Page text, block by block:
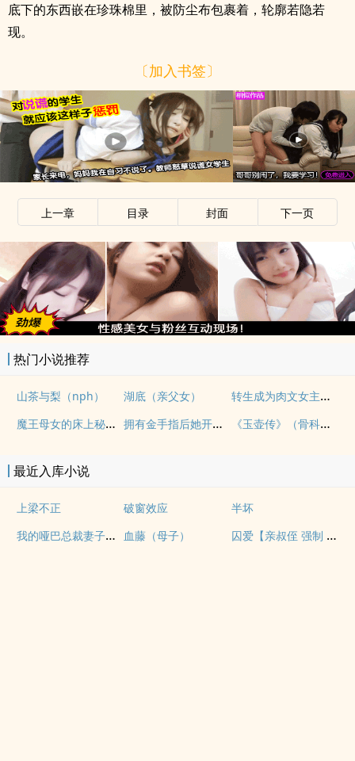
底下的东西嵌在珍珠棉里，被防尘布包裹着，轮廓若隐若
现。
〔加入书签〕
上一章 目录 封面 下一页
热门小说推荐
山茶与梨（nph） 湖底（亲父女）
转生成为肉文女主的女儿后（星际nph）
魔王母女的床上秘情（gl乱伦）
拥有金手指后她开始为所欲为（nph） 《玉壶传》（骨科）（兄妹）（np）
最近入库小说
上梁不正 破窗效应 半坏
我的哑巴总裁妻子（双A） 血藤（母子） 囚爱【亲叔侄 强制 1v1 H】